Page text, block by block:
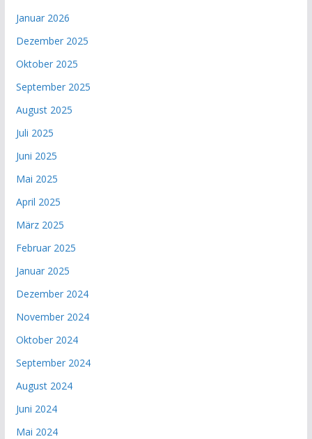
Januar 2026
Dezember 2025
Oktober 2025
September 2025
August 2025
Juli 2025
Juni 2025
Mai 2025
April 2025
März 2025
Februar 2025
Januar 2025
Dezember 2024
November 2024
Oktober 2024
September 2024
August 2024
Juni 2024
Mai 2024